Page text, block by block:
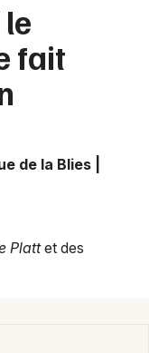
fait
de la Blies
Plattet des
Effacer les dates